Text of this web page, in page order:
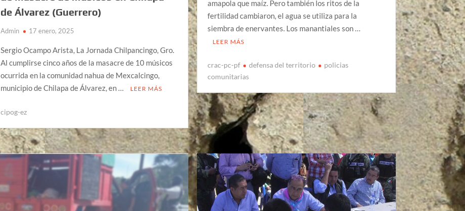
de Álvarez (Guerrero)
Admin 17 enero, 2025
Sergio Ocampo Arista, La Jornada Chilpancingo, Gro.
Al cumplirse cinco años de la masacre de 10 músicos
ocurrida en la comunidad nahua de Mexcalcingo,
municipio de Chilapa de Álvarez, en …
LEER MÁS
cipog-ez
amapola que maíz. Pero también los ritos de la
fertilidad cambiaron, el agua se utiliza para la
siembra de enervantes. Los manantiales son …
LEER MÁS
crac-pc-pf defensa del territorio
policias
comunitarias